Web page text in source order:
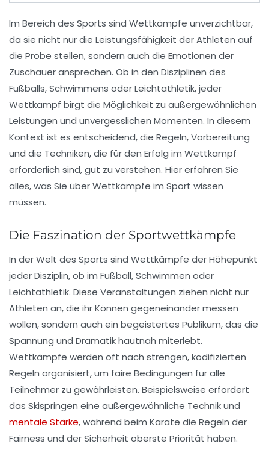
Im Bereich des Sports sind Wettkämpfe unverzichtbar,
da sie nicht nur die Leistungsfähigkeit der Athleten auf
die Probe stellen, sondern auch die Emotionen der
Zuschauer ansprechen. Ob in den Disziplinen des
Fußballs,Schwimmens oderLeichtathletik, jeder
Wettkampf birgt die Möglichkeit zu außergewöhnlichen
Leistungen und unvergesslichen Momenten. In diesem
Kontext ist es entscheidend, die Regeln,Vorbereitung
und die Techniken, die für den Erfolg im Wettkampf
erforderlich sind, gut zu verstehen. Hier erfahren Sie
alles, was Sie über Wettkämpfe im Sport wissen
müssen.
Die Faszination der Sportwettkämpfe
In der Welt des Sports sind Wettkämpfe der Höhepunkt
jeder Disziplin, ob im Fußball,Schwimmen oder
Leichtathletik. Diese Veranstaltungen ziehen nicht nur
Athleten an, die ihr Können gegeneinander messen
wollen, sondern auch ein begeistertes Publikum, das die
Spannung und Dramatik hautnah miterlebt.
Wettkämpfe werden oft nach strengen, kodifizierten
Regeln organisiert, um faire Bedingungen für alle
Teilnehmer zu gewährleisten. Beispielsweise erfordert
das Skispringen eine außergewöhnliche Technik und
mentale Stärke, während beim Karate die Regeln der
Fairness und der Sicherheit oberste Priorität haben.